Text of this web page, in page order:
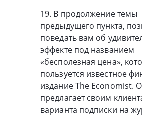
19. В продолжение темы
предыдущего пункта,
поведать вам об
эффекте под названием
«бесполезная цена»,
пользуется известное
издание The Economist.
предлагает своим
варианта подписки на